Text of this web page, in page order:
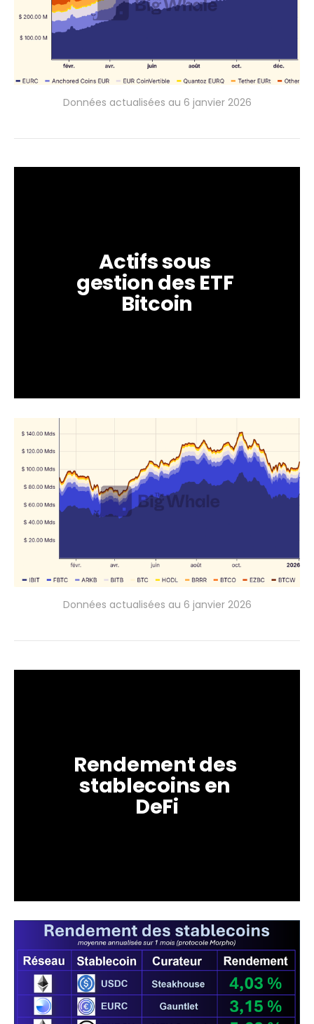
Données actualisées au 6 janvier 2026
Actifs sous
gestion des ETF
Bitcoin
Données actualisées au 6 janvier 2026
Rendement des
stablecoins en
DeFi